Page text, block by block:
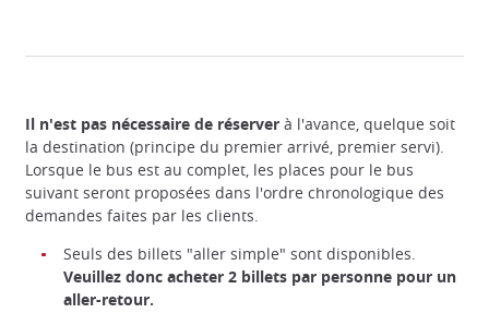
Il n'est pas nécessaire de réserver à l'avance, quelque soit
la destination (principe du premier arrivé, premier servi).
Lorsque le bus est au complet, les places pour le bus
suivant seront proposées dans l'ordre chronologique des
demandes faites par les clients.
Seuls des billets "aller simple" sont disponibles.
Veuillez donc acheter 2 billets par personne pour un
aller-retour.